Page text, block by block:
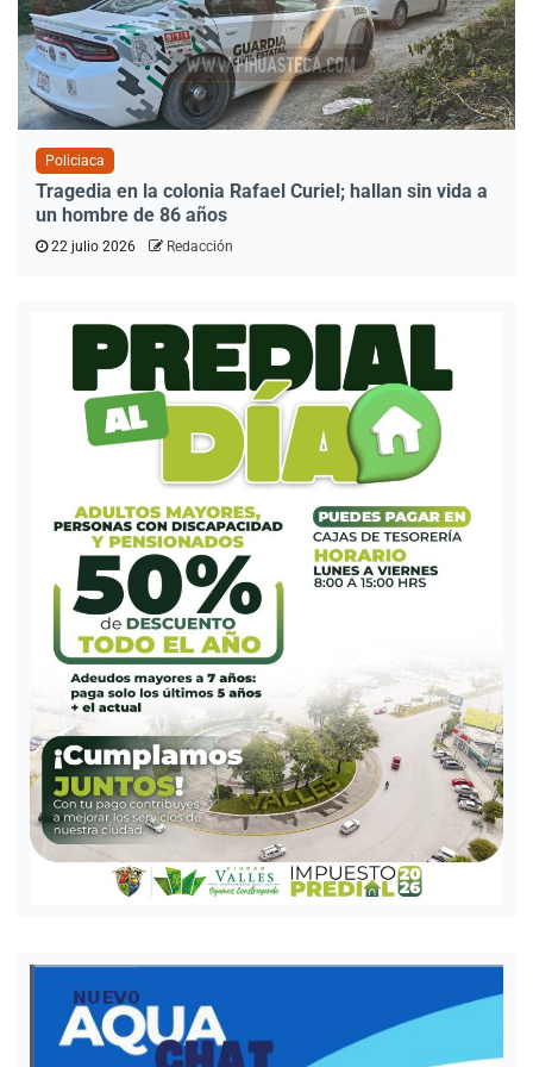
Policiaca
Tragedia en la colonia Rafael Curiel; hallan sin vida a
un hombre de 86 años
22 julio 2026 Redacción